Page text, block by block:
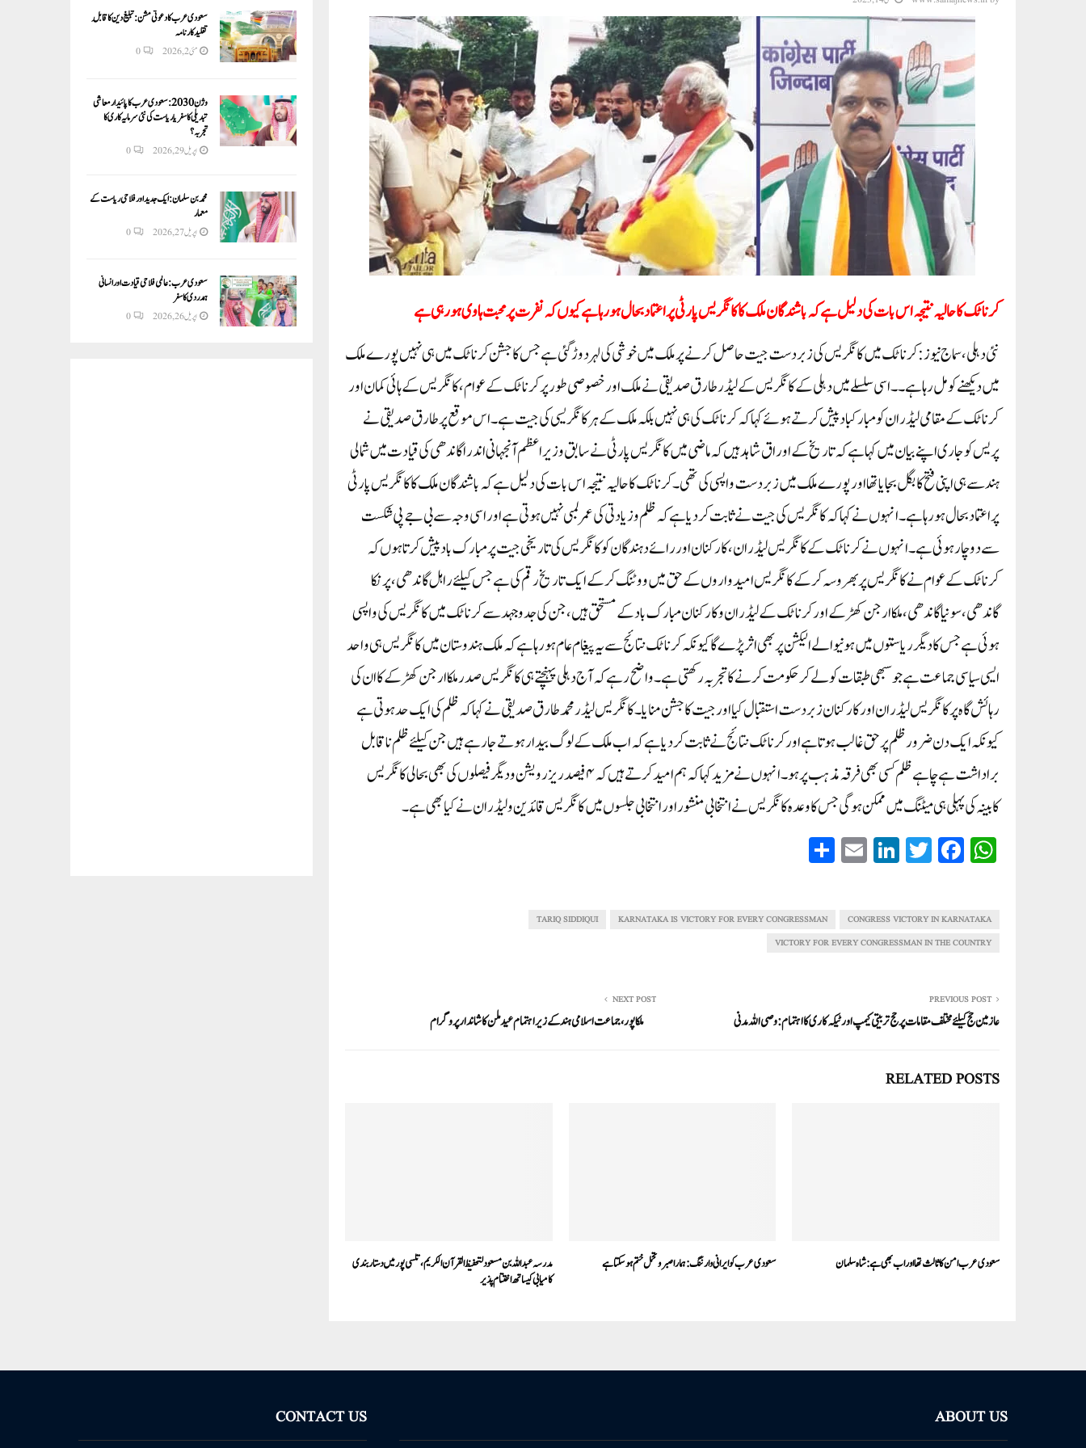
کرناٹک کا حالیہ نتیجہ اس بات کی دلیل ہے کہ باشندگان ملک کا کانگریس پارٹی پر اعتماد بحال ہو رہا ہے کیوں کہ نفرت پر محبت ہاوی ہورہی ہے
نئی دہلی، سماج نیوز: کرناٹک میں کانگریس کی زبردست جیت حاصل کرنے پر ملک میں خوشی کی لہر دوڑ گئی ہے جس کا جشن کرناٹک میں ہی نہیں پورے ملک
میں دیکھنے کو مل رہا ہے۔ ۔اسی سلسلے میں دہلی کے کانگریس کے لیڈر طارق صدیقی نے ملک اور خصوصی طور پر کرناٹک کے عوام ، کانگریس کے ہائی کمان اور
کرناٹک کے مقامی لیڈران کو مبارکباد پیش کرتے ہوئے کہا کہ کرناٹک کی ہی نہیں بلکہ ملک کے ہر کانگریسی کی جیت ہے ۔اس موقع پر طارق صدیقی نے
پریس کو جاری اپنے بیان میں کہا ہے کہ تاریخ کے اوراق شاہد ہیں کہ ماضی میں کانگریس پارٹی نے سابق وزیر اعظم آنجہانی اندرا گاندھی کی قیادت میں شمالی
ہند سے ہی اپنی فتح کا بگل بجایا تھا اور پورے ملک میں زبردست واپسی کی تھی۔کرناٹک کا حالیہ نتیجہ اس بات کی دلیل ہے کہ باشندگان ملک کا کانگریس پارٹی
پر اعتماد بحال ہو رہا ہے۔انہوں نے کہا کہ کانگریس کی جیت نے ثابت کردیا ہے کہ ظلم و زیادتی کی عمر لمبی نہیں ہوتی ہے اور اسی وجہ سے بی جے پی شکست
سے دوچار ہوئی ہے ۔انہوں نے کرناٹک کے کانگریس لیڈران ، کارکنان اور رائے دہندگان کو کانگریس کی تاریخی جیت پر مبارک باد پیش کرتا ہوں کہ
کرناٹک کے عوام نے کانگریس پر بھروسہ کر کے کانگریس امید واروں کے حق میں ووٹنگ کر کے ایک تاریخ رقم کی ہے جس کیلئے راہل گاندھی ، پرنکا
گاندھی ،سونیا گاندھی،ملکاارجن کھڑکے اور کرناٹک کے لیڈران و کارکنان مبارک باد کے مستحق ہیں ،جن کی جدوجہد سے کرناٹک میں کانگریس کی واپسی
ہوئی ہے جس کا دیگر ریاستوں میں ہونیوالے الیکشن پر بھی اثر پڑے گا کیونکہ کرناٹک نتائج سے یہ پیغام عام ہورہا ہے کہ ملک ہندوستان میں کانگریس ہی واحد
ایسی سیاسی جماعت ہے جو سبھی طبقات کو لے کر حکومت کرنے کا تجربہ رکھتی ہے۔واضح رہے کہ آج دہلی پہنچتے ہی کانگریس صدرملکا ارجن کھڑکے کا ان کی
رہائش گاہ پر کانگریس لیڈران اور کارکنان زبردست استقبال کیا اور جیت کاجشن منایا ۔کانگریس لیڈر محمد طارق صدیقی نے کہا کہ ظلم کی ایک حد ہوتی ہے
کیونکہ ایک دن ضرور ظلم پر حق غالب ہوتا ہے اور کرناٹک نتائج نے ثابت کردیا ہے کہ اب ملک کے لوگ بیدار ہوتے جارہے ہیں جن کیلئے ظلم ناقابل
براداشت ہے چاہے ظلم کسی بھی فرقہ مذہب پر ہو۔انہوں نے مزید کہا کہ ہم امید کرتے ہیں کہ ۴فیصد ریزر ویشن و دیگر فیصلوں کی بھی بحالی کانگریس
کابینہ کی پہلی ہی میٹنگ میں ممکن ہوگی جس کا وعدہ کانگریس نے انتخابی منشور اور انتخابی جلسوں میں کانگریس قائدین و لیڈران نے کیا بھی ہے۔
W
ha
A
pp
Fa
ce
ok
T
wi
r
Li
nk
In
E
m
CONGRESS VICTORY IN KARNATAKA
KARNATAKA IS VICTORY FOR EVERY CONGRESSMAN
TARIQ SIDDIQUI
VICTORY FOR EVERY CONGRESSMAN IN THE COUNTRY
PREVIOUS POST
عازمین حج کیلئے مختلف مقامات پر حج تربیتی کیمپ اور ٹیکہ کاری کا اہتمام: وصی اللہ مدنی
NEXT POST
ملکاپور ،جماعت اسلامی ہند کے زیر اہتمام عید ملن کا شاندار پروگرام
RELATED POSTS
سعودی عرب امن کا ثالث تھا اور اب بھی ہے: شاہ سلمان سعودی عرب کو ایرانی وارننگ: ہمارا صبر و تحمل ختم ہو سکتا ہے
مدرسہ عبداللہ بن مسعود لتحفيظ القرآن الکريم، تلسی پور میں دستاربندی
کامیابی کیساتھ اختتام پذیر
سعودی عرب کا دعوتی مشن: تبلیغ دین کا قابلِ
تقلید کارنامہ
مئی 2, 2026 0
وژن 2030:سعودی عرب کا پائیدار معاشی
تبدیلی کا سفر یا ریاست کی نئی سرمایہ کاری کا
تجربہ؟
اپریل 29, 2026 0
محمد بن سلمان: ایک جدید اور فلاحی ریاست کے
معمار
اپریل 27, 2026 0
سعودی عرب: عالمی فلاحی قیادت اور انسانی
ہمدردی کا سفر
اپریل 26, 2026 0
ABOUT US
CONTACT US